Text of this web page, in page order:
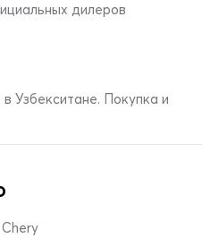
дилеров
Узбекситане. Покупка и
Chery